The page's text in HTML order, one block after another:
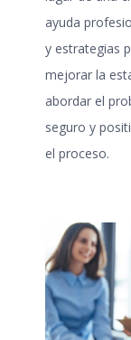
ayuda
y estrategias
mejorar la
abordar el
seguro y
el proceso.